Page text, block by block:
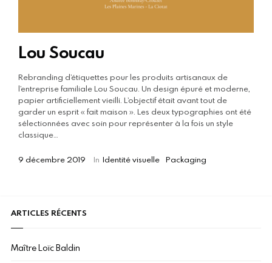
Lou Soucau
Rebranding d’étiquettes pour les produits artisanaux de
l’entreprise familiale Lou Soucau. Un design épuré et moderne,
papier artificiellement vieilli. L’objectif était avant tout de
garder un esprit « fait maison ». Les deux typographies ont été
sélectionnées avec soin pour représenter à la fois un style
classique…
9 décembre 2019 In Identité visuelle Packaging
ARTICLES RÉCENTS
Maître Loïc Baldin